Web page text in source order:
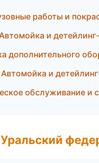
работы и
и
дополнительного
и
обслуживание и